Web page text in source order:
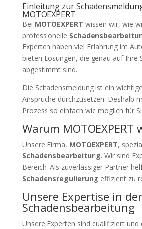
Einleitung zur
MOTOEXPERT
Bei MOTOEXPERT wissen wir, wie
professionelle
Experten haben viel Erfahrung im
bieten Lösungen, die genau auf Ihre
abgestimmt sind.
Die Schadensmeldung ist ein
Ansprüche durchzusetzen. Deshalb
Prozess so einfach wie möglich für
Warum MOTOEXPERT
Unsere Firma, MOTOEXPERT,
Schadensbearbeitung. Wir sind
Bereich. Als zuverlässiger Partner
Schadensregulierung effizient zu
Unsere Expertise in der
Schadensbearbeitung
Unsere Experten sind qualifiziert und